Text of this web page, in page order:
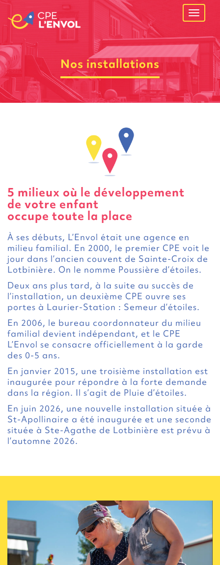
Ouvrir
Nos installations
5 milieux où le développement
de votre enfant
occupe toute la place
À ses débuts, L’Envol était une agence en
milieu familial. En 2000, le premier CPE voit le
jour dans l’ancien couvent de Sainte-Croix de
Lotbinière. On le nomme Poussière d’étoiles.
Deux ans plus tard, à la suite au succès de
l’installation, un deuxième CPE ouvre ses
portes à Laurier-Station : Semeur d’étoiles.
En 2006, le bureau coordonnateur du milieu
familial devient indépendant, et le CPE
L’Envol se consacre officiellement à la garde
des 0-5 ans.
En janvier 2015, une troisième installation est
inaugurée pour répondre à la forte demande
dans la région. Il s’agit de Pluie d’étoiles.
En juin 2026, une nouvelle installation située à
St-Apollinaire a été inaugurée et une seconde
située à Ste-Agathe de Lotbinière est prévu à
l’automne 2026.